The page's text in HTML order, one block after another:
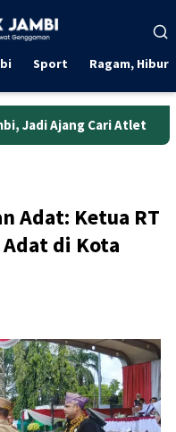
Sport Ragam,
Atlet Indosat
Adat: Ketua RT
di Kota